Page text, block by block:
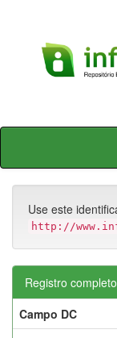
Skip
Use este
http://
Registro
Campo DC